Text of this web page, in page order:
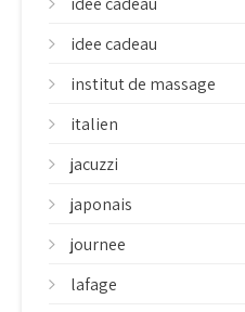
idee cadeau
institut de massage
italien
jacuzzi
japonais
journee
lafage